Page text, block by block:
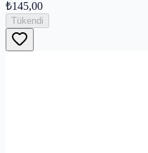
₺145,00
Tükendi